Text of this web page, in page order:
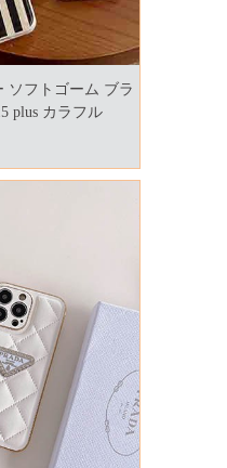
ソフトゴーム ブラ
plus カラフル
スマホケース
ーン 15pro max
品質 高校生 コピ